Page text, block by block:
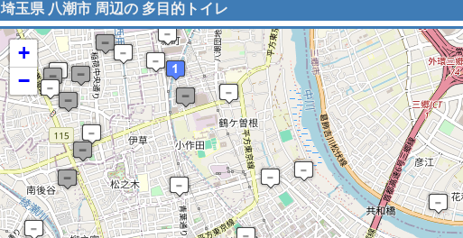
埼玉県 八潮市 周辺の 多目的トイレ
+
−